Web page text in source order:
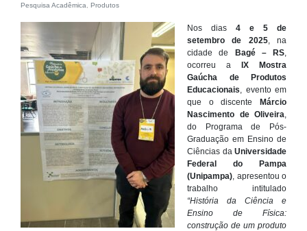
Pesquisa Acadêmica
Produtos
Nos dias 4 e 5 de
setembro de 2025, na
cidade de Bagé – RS
ocorreu a IX Mostra
Gaúcha de Produtos
Educacionais , evento em
que o discente Márcio
Nascimento de Oliveira
do Programa de Pós-
Graduação em Ensino de
Ciências da Universidade
Federal do Pampa
(Unipampa) , apresentou o
trabalho intitulado
“História da Ciência e
Ensino de Física:
construção de um produto